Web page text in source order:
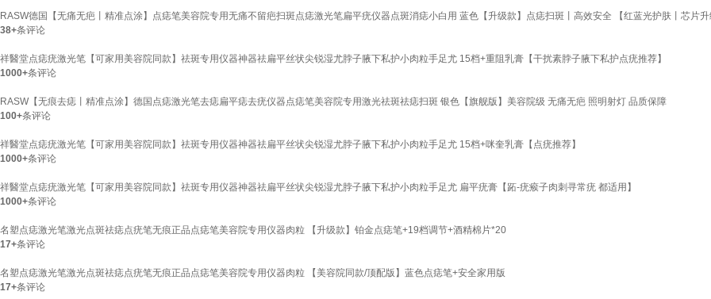
RASW德国【无痛无疤丨精准点涂】点痣笔美容院专用无痛不留疤扫斑点痣激光笔扁平疣仪器点斑消痣小白用 蓝色【升级款】点痣扫斑丨高效安全 【红蓝光护肤丨芯片升
38+条评论
祥醫堂点痣疣激光笔【可家用美容院同款】祛斑专用仪器神器祛扁平丝状尖锐湿尤脖子腋下私护小肉粒手足尤 15档+重阻乳膏【干扰素脖子腋下私护点疣推荐】
1000+条评论
RASW【无痕去痣丨精准点涂】德国点痣激光笔去痣扁平痣去疣仪器点痣笔美容院专用激光祛斑祛痣扫斑 银色【旗舰版】美容院级 无痛无疤 照明射灯 品质保障
100+条评论
祥醫堂点痣疣激光笔【可家用美容院同款】祛斑专用仪器神器祛扁平丝状尖锐湿尤脖子腋下私护小肉粒手足尤 15档+咪奎乳膏【点疣推荐】
1000+条评论
祥醫堂点痣疣激光笔【可家用美容院同款】祛斑专用仪器神器祛扁平丝状尖锐湿尤脖子腋下私护小肉粒手足尤 扁平疣膏【跖-疣瘊子肉刺寻常疣 都适用】
1000+条评论
名塑点痣激光笔激光点斑祛痣点疣笔无痕正品点痣笔美容院专用仪器肉粒 【升级款】铂金点痣笔+19档调节+酒精棉片*20
17+条评论
名塑点痣激光笔激光点斑祛痣点疣笔无痕正品点痣笔美容院专用仪器肉粒 【美容院同款/顶配版】蓝色点痣笔+安全家用版
17+条评论